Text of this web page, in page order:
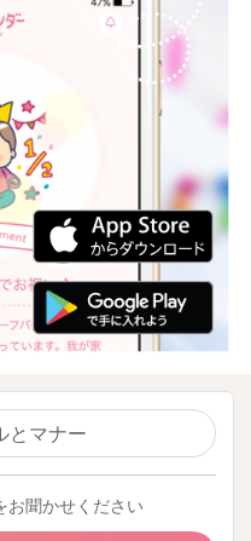
とマナー
お聞かせください